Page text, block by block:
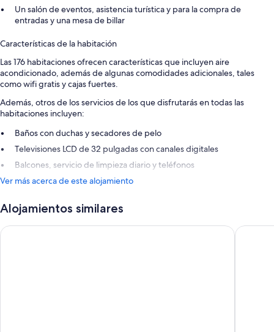
Un salón de eventos, asistencia turística y para la compra de
entradas y una mesa de billar
Características de la habitación
Las 176 habitaciones ofrecen características que incluyen aire
acondicionado, además de algunas comodidades adicionales, tales
como wifi gratis y cajas fuertes.
Además, otros de los servicios de los que disfrutarás en todas las
habitaciones incluyen:
Baños con duchas y secadores de pelo
Televisiones LCD de 32 pulgadas con canales digitales
Balcones, servicio de limpieza diario y teléfonos
Ver más acerca de este alojamiento
Alojamientos similares
Hotel Excelsior L'Azure